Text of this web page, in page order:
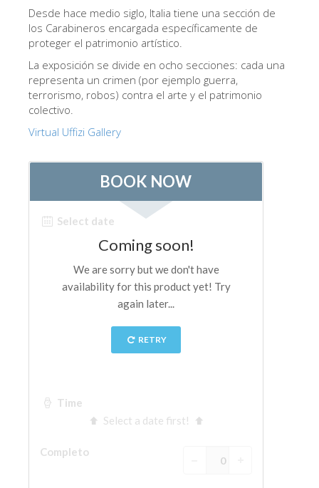
Reserve una visita guiada
Sólo billetes con entrada rápida
ENGLISH
DEUTSCH
FRANÇAIS
ESPAÑOL
Desde hace medio siglo, Italia tiene una sección de
los Carabineros encargada específicamente de
proteger el patrimonio artístico.
La exposición se divide en ocho secciones: cada una
representa un crimen (por ejemplo guerra,
terrorismo, robos) contra el arte y el patrimonio
colectivo.
Virtual Uffizi Gallery